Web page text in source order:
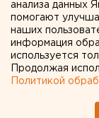
Депутат
Евгений Артюх
ушел от
народный
создана перед
создания, по
анализа данных
помогают
наших
информация
используется
Продолжая
Политикой